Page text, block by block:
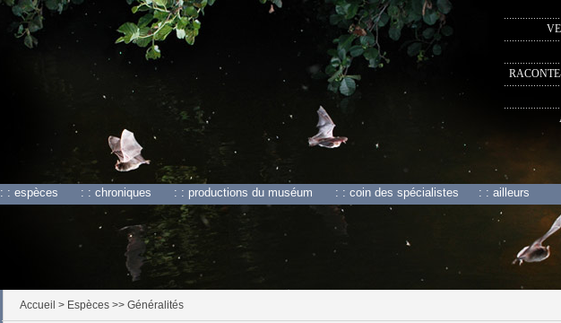
: : espèces : : chroniques : : productions du muséum : : coin des spécialistes : : ailleurs
Accueil > Espèces >> Généralités